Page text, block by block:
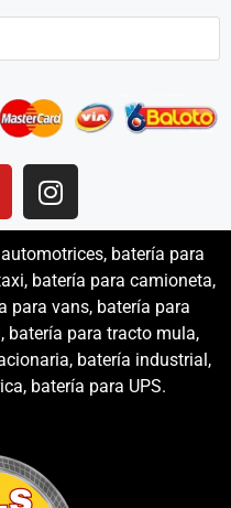
batería para
batería para camioneta,
para vans, batería para
batería para tracto mula,
batería industrial,
batería para UPS.